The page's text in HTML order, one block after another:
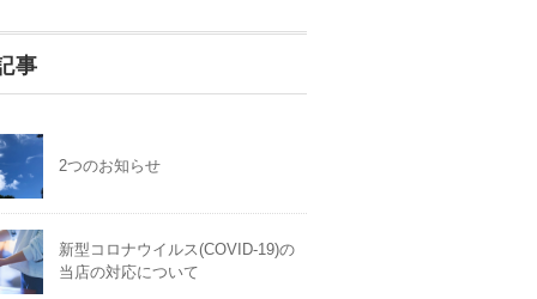
事
2つのお知らせ
新型コロナウイルス(COVID-19)の
当店の対応について